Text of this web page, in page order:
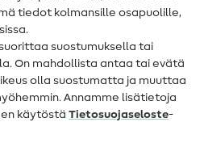
tiedot kolmansille osapuolille,
suostumuksella tai
On mahdollista antaa tai evätä
olla suostumatta ja muuttaa
Annamme lisätietoja
käytöstä Tietosuojaseloste-